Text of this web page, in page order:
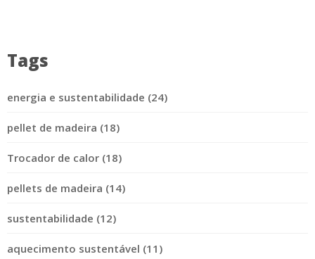
Tags
energia e sustentabilidade (24)
pellet de madeira (18)
Trocador de calor (18)
pellets de madeira (14)
sustentabilidade (12)
aquecimento sustentável (11)